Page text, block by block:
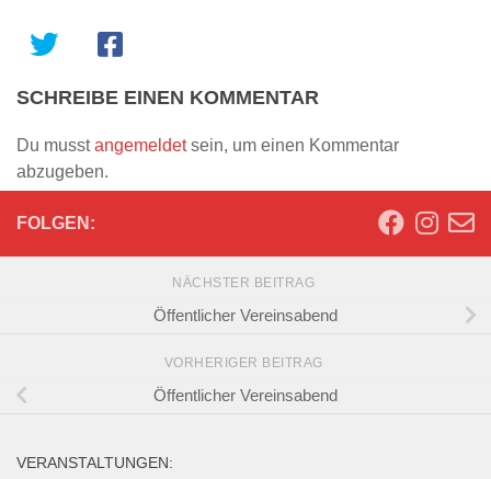
SCHREIBE EINEN KOMMENTAR
Du musstangemeldetsein, um einen Kommentar
abzugeben.
FOLGEN:
NÄCHSTER BEITRAG
Öffentlicher Vereinsabend
VORHERIGER BEITRAG
Öffentlicher Vereinsabend
VERANSTALTUNGEN: